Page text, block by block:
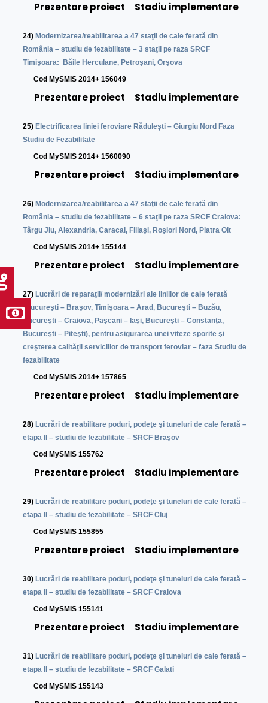
Prezentare proiect Stadiu implementare
24) Modernizarea/reabilitarea a 47 staţii de cale ferată din
România – studiu de fezabilitate – 3 staţii pe raza SRCF
Timişoara: Băile Herculane, Petroşani, Orşova
Cod MySMIS 2014+ 156049
Prezentare proiect Stadiu implementare
25) Electrificarea liniei feroviare Rădulești – Giurgiu Nord Faza
Studiu de Fezabilitate
Cod MySMIS 2014+ 1560090
Prezentare proiect Stadiu implementare
26) Modernizarea/reabilitarea a 47 staţii de cale ferată din
România – studiu de fezabilitate – 6 staţii pe raza SRCF Craiova:
Târgu Jiu, Alexandria, Caracal, Filiaşi, Roşiori Nord, Piatra Olt
Cod MySMIS 2014+ 155144
Prezentare proiect Stadiu implementare
27) Lucrări de reparaţii/ modernizări ale liniilor de cale ferată
(Bucureşti – Braşov, Timişoara – Arad, Bucureşti – Buzău,
Bucureşti – Craiova, Paşcani – Iaşi, Bucureşti – Constanţa,
Bucureşti – Piteşti), pentru asigurarea unei viteze sporite şi
creşterea calităţii serviciilor de transport feroviar – faza Studiu de
fezabilitate
Cod MySMIS 2014+ 157865
Prezentare proiect Stadiu implementare
28) Lucrări de reabilitare poduri, podeţe şi tuneluri de cale ferată –
etapa II – studiu de fezabilitate – SRCF Braşov
Cod MySMIS 155762
Prezentare proiect Stadiu implementare
29) Lucrări de reabilitare poduri, podeţe şi tuneluri de cale ferată –
etapa II – studiu de fezabilitate – SRCF Cluj
Cod MySMIS 155855
Prezentare proiect Stadiu implementare
30) Lucrări de reabilitare poduri, podeţe şi tuneluri de cale ferată –
etapa II – studiu de fezabilitate – SRCF Craiova
Cod MySMIS 155141
Prezentare proiect Stadiu implementare
31) Lucrări de reabilitare poduri, podeţe şi tuneluri de cale ferată –
etapa II – studiu de fezabilitate – SRCF Galati
Cod MySMIS 155143